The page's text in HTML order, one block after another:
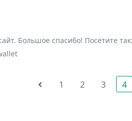
Большое спасибо! Посетите
1 2 3 4